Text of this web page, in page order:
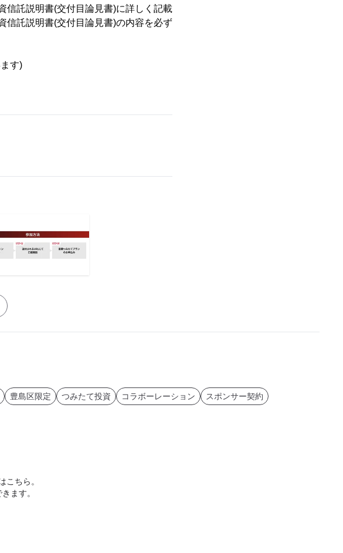
信託説明書(交付目論見書)に詳しく記載
信託説明書(交付目論見書)の内容を必ず
す)
豊島区限定 つみたて投資 コラボーレーション スポンサー契約
こちら。
ます。